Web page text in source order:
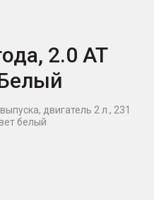
2.0 AT
двигатель 2 л., 231
белый